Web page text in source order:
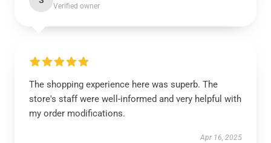
Verified owner
The shopping experience here was superb. The
store's staff were well-informed and very helpful with
my order modifications.
Apr 16, 2025